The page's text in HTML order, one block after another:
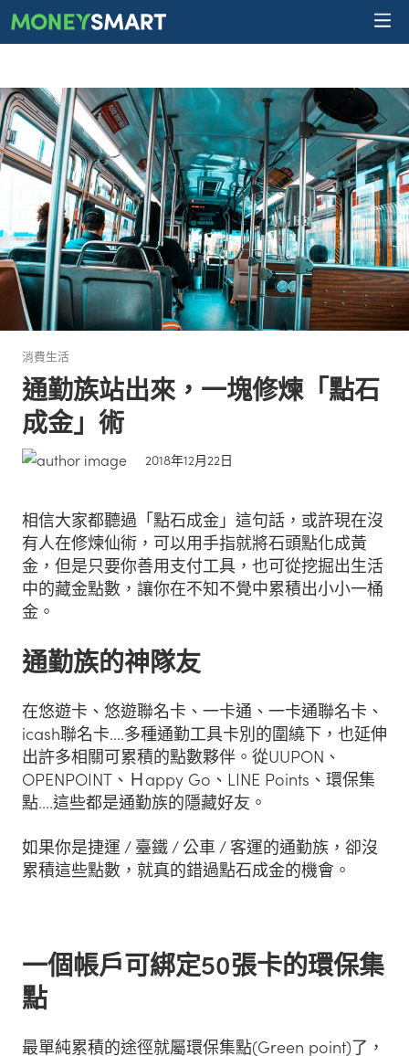
消費生活
通勤族站出來，一塊修煉「點石
成金」術
2018年12月22日
相信大家都聽過「點石成金」這句話，或許現在沒
有人在修煉仙術，可以用手指就將石頭點化成黃
金，但是只要你善用支付工具，也可從挖掘出生活
中的藏金點數，讓你在不知不覺中累積出小小一桶
金。
通勤族的神隊友
在悠遊卡、悠遊聯名卡、一卡通、一卡通聯名卡、
icash聯名卡....多種通勤工具卡別的圍繞下，也延伸
出許多相關可累積的點數夥伴。從UUPON、
OPENPOINT、Ｈappy Go、LINE Points、環保集
點....這些都是通勤族的隱藏好友。
如果你是捷運 / 臺鐵 / 公車 / 客運的通勤族，卻沒
累積這些點數，就真的錯過點石成金的機會。
一個帳戶可綁定50張卡的環保集
點
最單純累積的途徑就屬環保集點(Green point)了，